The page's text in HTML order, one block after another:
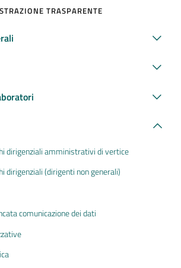
TRASPARENTE
dirigenziali amministrativi di vertice
dirigenziali (dirigenti non generali)
comunicazione dei dati